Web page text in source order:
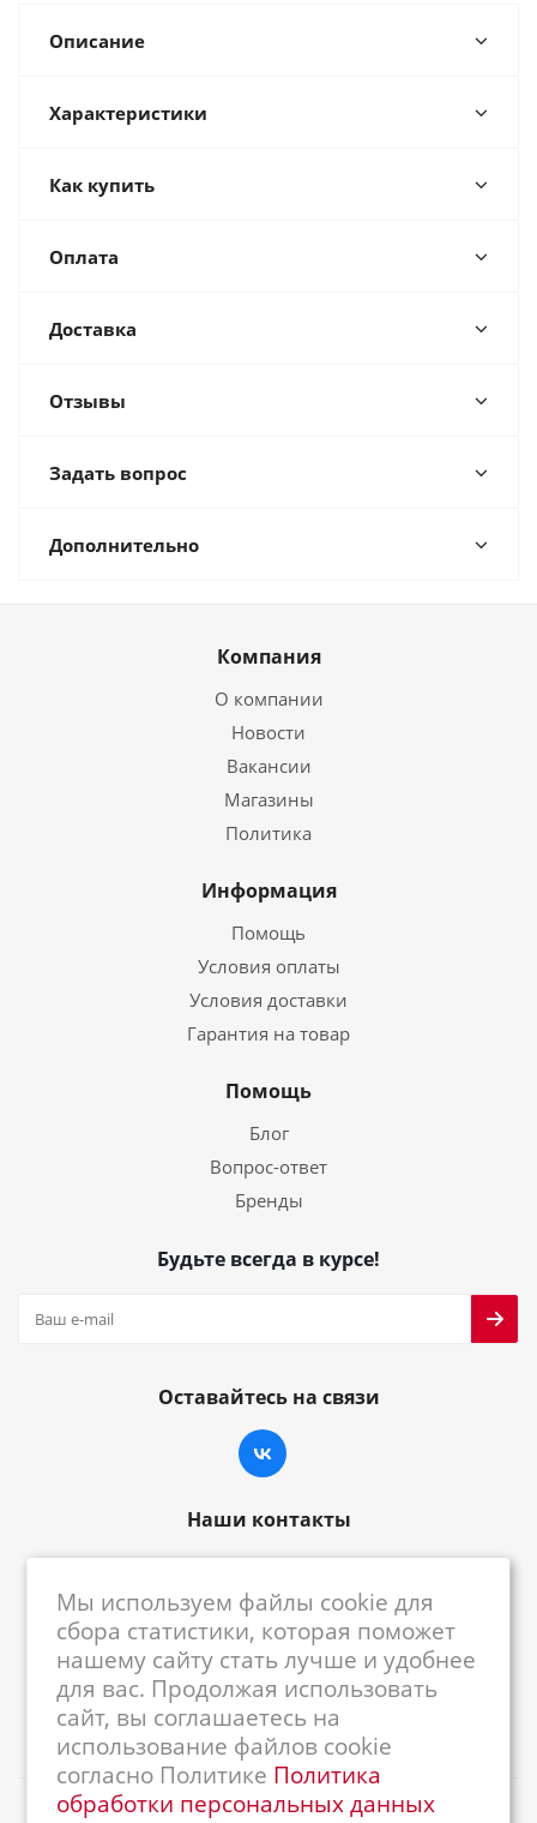
Описание
Характеристики
Как купить
Оплата
Доставка
Отзывы
Задать вопрос
Дополнительно
Компания
О компании
Новости
Вакансии
Магазины
Политика
Информация
Помощь
Условия оплаты
Условия доставки
Гарантия на товар
Помощь
Блог
Вопрос-ответ
Бренды
Будьте всегда в курсе!
Оставайтесь на связи
Наши контакты
centrkkm@centrkkm.ru
185005, г. Петрозаводск, ул. Промышленная,
1/26
Мы используем файлы cookie для
сбора статистики, которая поможет
нашему сайту стать лучше и удобнее
для вас. Продолжая использовать
сайт, вы соглашаетесь на
использование файлов cookie
согласно Политике Политика
обработки персональных данных